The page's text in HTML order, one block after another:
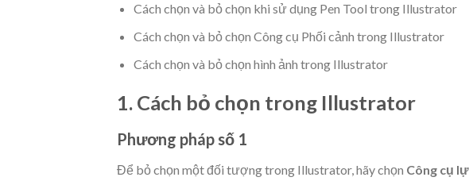
Cách chọn và bỏ chọn khi sử dụng Pen Tool trong Illustrator
Cách chọn và bỏ chọn Công cụ Phối cảnh trong Illustrator
Cách chọn và bỏ chọn hình ảnh trong Illustrator
1. Cách bỏ chọn trong Illustrator
Phương pháp số 1
Để bỏ chọn một đối tượng trong Illustrator, hãy chọn Công cụ